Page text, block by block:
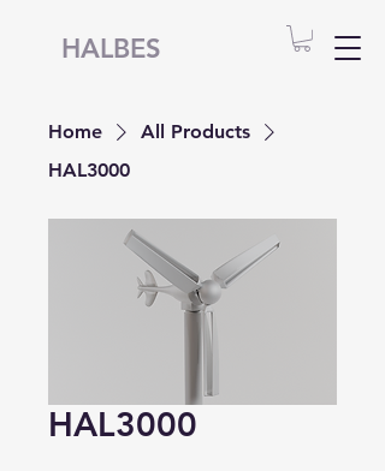
HALBES
Home
All Products
HAL3000
HAL3000